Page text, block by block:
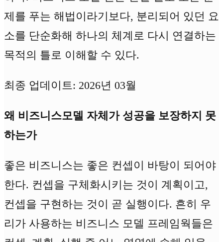
제를 푸는 해법이라기보다, 분리되어 있던 요
소를 단순화해 하나의 체계로 다시 연결하는
목적의 틀로 이해할 수 있다.
최종 업데이트: 2026년 03월
왜 비즈니스모델 자체가 성공을 보장하지 못
하는가
좋은 비즈니스는 좋은 컨셉이 바탕이 되어야
한다. 컨셉을 구체화시키는 것이 계획이고,
컨셉을 구현하는 것이 곧 실행이다. 흔히 우
리가 사용하는 비즈니스 모델 프레임웍들은